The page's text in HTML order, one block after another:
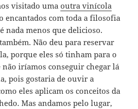
visitado umaoutra vinícola
encantados com toda a filosofia
nada menos que delicioso.
Não deu para reservar
porque eles só tinham para o
iríamos conseguir chegar lá
pois gostaria de ouvir a
eles aplicam os conceitos da
Mas andamos pelo lugar,